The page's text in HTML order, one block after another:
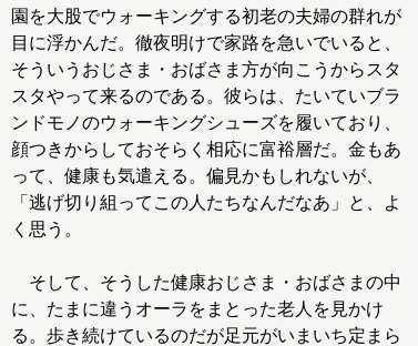
園を大股でウォーキングする初老の夫婦の群れが
目に浮かんだ。徹夜明けで家路を急いでいると、
そういうおじさま・おばさま方が向こうからスタ
スタやって来るのである。彼らは、たいていブラ
ンドモノのウォーキングシューズを履いており、
顔つきからしておそらく相応に富裕層だ。金もあ
って、健康も気遣える。偏見かもしれないが、
「逃げ切り組ってこの人たちなんだなあ」と、よ
く思う。
そして、そうした健康おじさま・おばさまの中
に、たまに違うオーラをまとった老人を見かけ
る。歩き続けているのだが足元がいまいち定まら